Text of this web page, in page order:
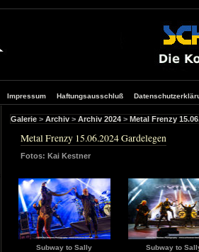
Impressum Haftungsausschluß
Galerie > Archiv > Archiv 2024 > Metal Frenzy
Metal Frenzy 15.06.2024 Gardelegen
Fotos: Kai Kestner
Subway to Sally
Subway to